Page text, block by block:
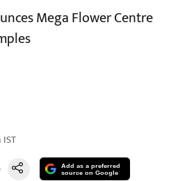
Mega Flower Centre
IST
Add as a preferred
source on Google